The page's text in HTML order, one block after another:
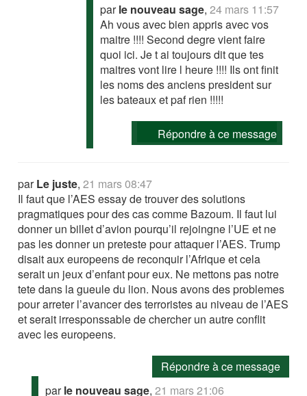
parle nouveau sage,24 mars 11:57
Ah vous avec bien appris avec vos
maitre !!!! Second degre vient faire
quoi ici. Je t ai toujours dit que tes
maitres vont lire l heure !!!! Ils ont finit
les noms des anciens president sur
les bateaux et paf rien !!!!!
Répondre à ce message
parLe juste,21 mars 08:47
Il faut que l’AES essay de trouver des solutions
pragmatiques pour des cas comme Bazoum. Il faut lui
donner un billet d’avion pourqu’il rejoingne l’UE et ne
pas les donner un preteste pour attaquer l’AES. Trump
disait aux europeens de reconquir l’Afrique et cela
serait un jeux d’enfant pour eux. Ne mettons pas notre
tete dans la gueule du lion. Nous avons des problemes
pour arreter l’avancer des terroristes au niveau de l’AES
et serait irresponssable de chercher un autre conflit
avec les europeens.
Répondre à ce message
parle nouveau sage,21 mars 21:06